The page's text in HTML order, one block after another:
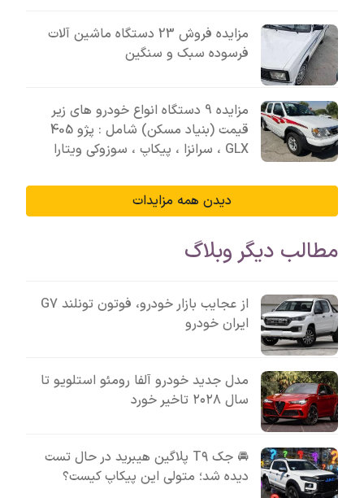
مزایده فروش 23 دستگاه ماشین آلات
فرسوده سبک و سنگین
مزایده 9 دستگاه انواع خودرو های زیر
قیمت (بنیاد مسکن) شامل : پژو 405
GLX ، سرانزا ، پیکاپ ، سوزوکی ویتارا
دیدن همه مزایدات
مطالب دیگر وبلاگ
از عجایب بازار خودرو، فوتون تونلند G7
ایران خودرو
مدل جدید خودرو آلفا رومئو استلویو تا
سال ۲۰۲۸ تاخیر خورد
🚘 جک T۹ پلاگین هیبرید در حال تست
دیده شد؛ متولی این پیکاپ کیست؟